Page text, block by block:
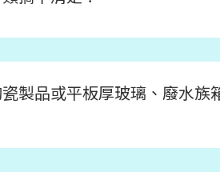
製品或平板厚玻璃、廢水族